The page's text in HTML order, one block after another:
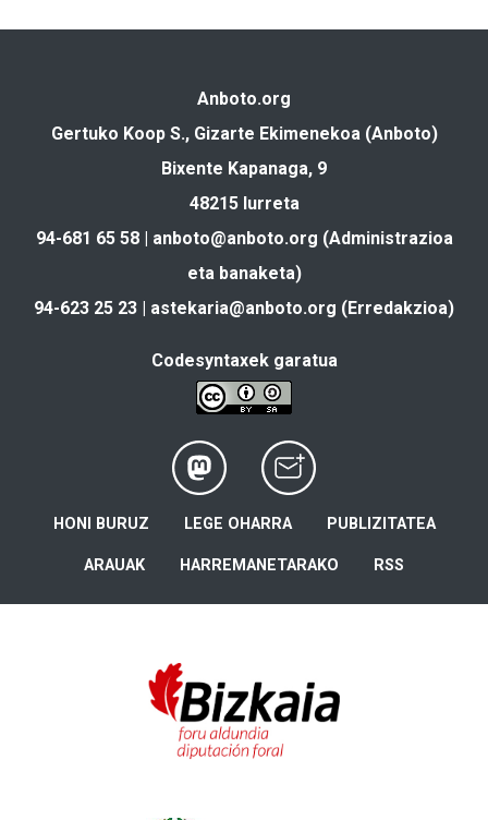
Anboto.org
Gertuko Koop S., Gizarte Ekimenekoa (Anboto)
Bixente Kapanaga, 9
48215 Iurreta
94-681 65 58 | anboto@anboto.org (Administrazioa
eta banaketa)
94-623 25 23 | astekaria@anboto.org (Erredakzioa)
Codesyntaxek garatua
HONI BURUZ LEGE OHARRA PUBLIZITATEA
ARAUAK HARREMANETARAKO RSS